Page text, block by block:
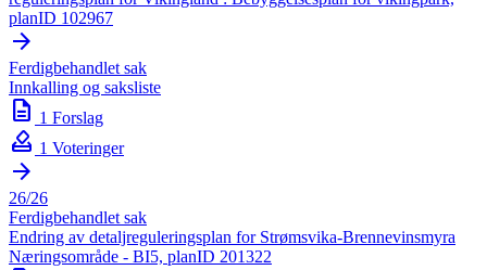
planID 102967
arrow_forward
Ferdigbehandlet sak
Innkalling og saksliste
description 1 Forslag
how_to_vote 1 Voteringer
arrow_forward
26/26
Ferdigbehandlet sak
Endring av detaljreguleringsplan for Strømsvika-Brennevinsmyra
Næringsområde - BI5, planID 201322